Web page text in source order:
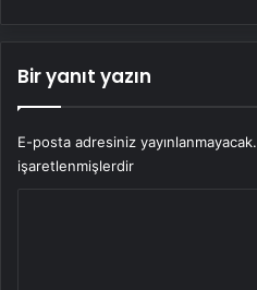
Bir yanıt yazın
E-posta adresiniz yayınlanmayacak.
işaretlenmişlerdir